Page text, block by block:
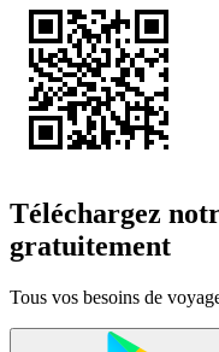
Téléchargez
gratuitement
Tous vos besoins de